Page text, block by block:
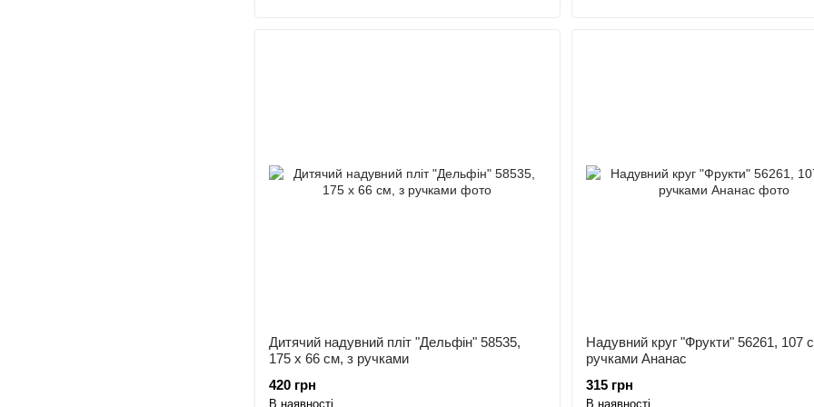
Дитячий надувний пліт "Дельфін" 58535,
175 x 66 см, з ручками
420 грн
В наявності
Надувний круг "Фрукти" 56261, 107
ручками Ананас
315 грн
В наявності